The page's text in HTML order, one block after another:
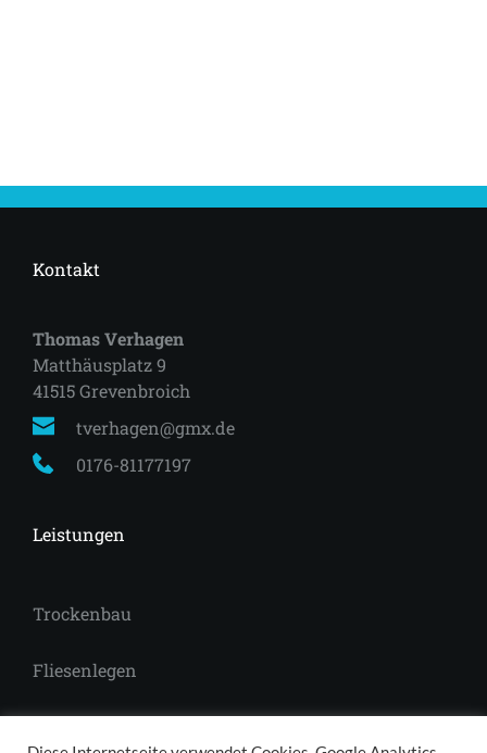
Kontakt
Thomas Verhagen
Matthäusplatz 9
41515 Grevenbroich
tverhagen@gmx.de
0176-81177197
Leistungen
Trockenbau
Fliesenlegen